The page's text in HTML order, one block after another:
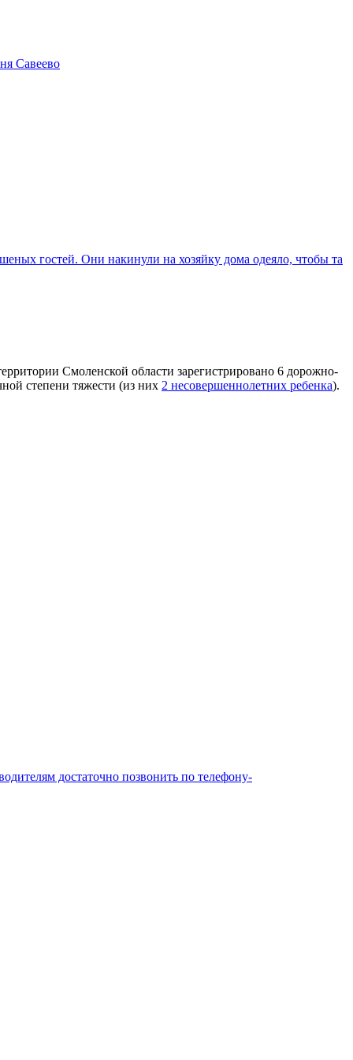
Савеево
гостей. Они накинули на хозяйку дома одеяло, чтобы та
Смоленской области зарегистрировано 6 дорожно-
степени тяжести (из них 2 несовершеннолетних ребенка).
достаточно позвонить по телефону-